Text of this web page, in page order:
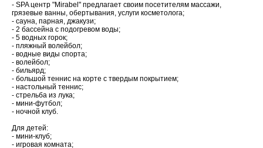
- SPA центр "Mirabel" предлагает своим посетителям массажи,
грязевые ванны, обертывания, услуги косметолога;
- сауна, парная, джакузи;
- 2 бассейна c подогревом воды;
- 5 водных горок;
- пляжный волейбол;
- водные виды спорта;
- волейбол;
- бильярд;
- большой теннис на корте с твердым покрытием;
- настольный теннис;
- стрельба из лука;
- мини-футбол;
- ночной клуб.
Для детей:
- мини-клуб;
- игровая комната;